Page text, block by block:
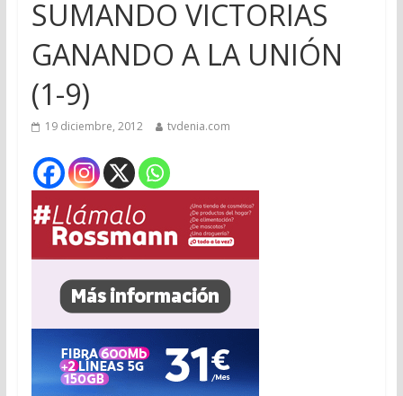
SUMANDO VICTORIAS
GANANDO A LA UNIÓN
(1-9)
19 diciembre, 2012 tvdenia.com